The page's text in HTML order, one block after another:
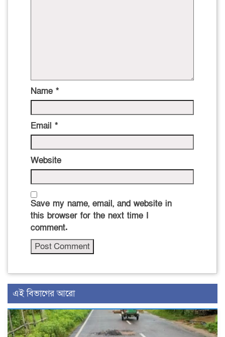
Name *
Email *
Website
Save my name, email, and website in
this browser for the next time I
comment.
এই বিভাগের আরো